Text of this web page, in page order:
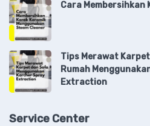
Cara Membersihkan
Tips Merawat
Rumah
Extraction
Service Center